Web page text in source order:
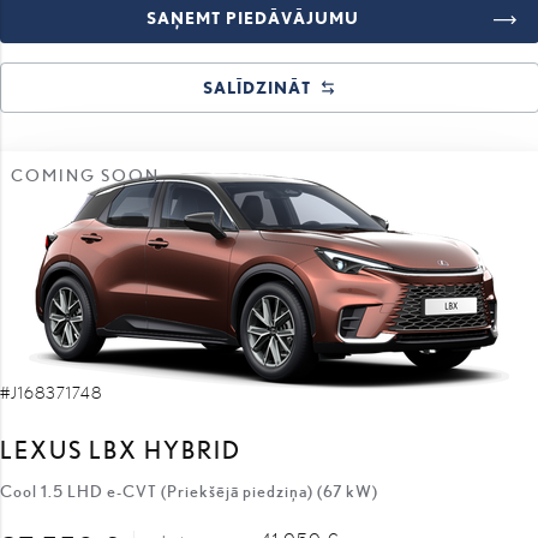
SAŅEMT PIEDĀVĀJUMU
SALĪDZINĀT
COMING SOON
#J168371748
LEXUS LBX HYBRID
Cool 1.5 LHD e-CVT (Priekšējā piedziņa) (67 kW)